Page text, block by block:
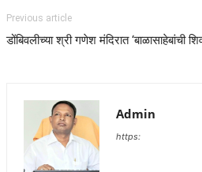
Previous article
डोंबिवलीच्या श्री गणेश मंदिरात ‘बाळासाहेबांची
Admin
https: